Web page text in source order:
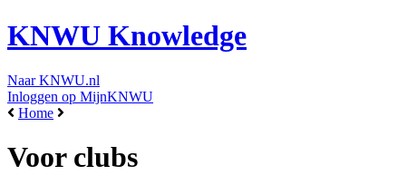
KNWU Knowledge
Naar KNWU.nl
Inloggen op MijnKNWU
Home
Voor clubs